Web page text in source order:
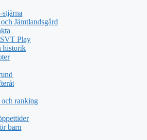
Jämtlandsgård
Play
historik
ranking
barn